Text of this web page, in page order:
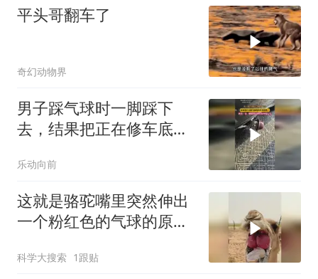
平头哥翻车了
奇幻动物界
男子踩气球时一脚踩下
去，结果把正在修车底的
一脚踩得同事直接怀疑人
生
乐动向前
这就是骆驼嘴里突然伸出
一个粉红色的气球的原因
科学大搜索 1跟贴